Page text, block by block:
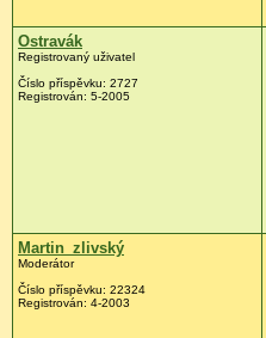
Ostravák
Registrovaný uživatel
Číslo příspěvku: 2727
Registrován: 5-2005
Martin_zlivský
Moderátor
Číslo příspěvku: 22324
Registrován: 4-2003